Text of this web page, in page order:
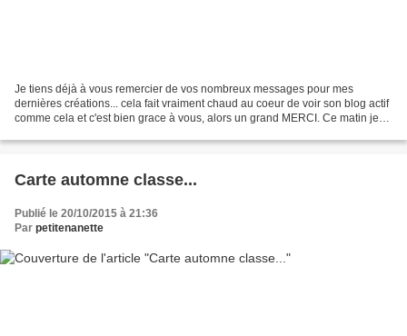
Je tiens déjà à vous remercier de vos nombreux messages pour mes
dernières créations... cela fait vraiment chaud au coeur de voir son blog actif
comme cela et c'est bien grace à vous, alors un grand MERCI. Ce matin je
Carte automne classe...
Publié le 20/10/2015 à 21:36
Par petitenanette